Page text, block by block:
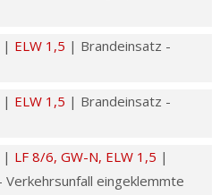
| ELW 1,5 | Brandeinsatz -
| ELW 1,5 | Brandeinsatz -
| LF 8/6, GW-N, ELW 1,5 |
eingeklemmte